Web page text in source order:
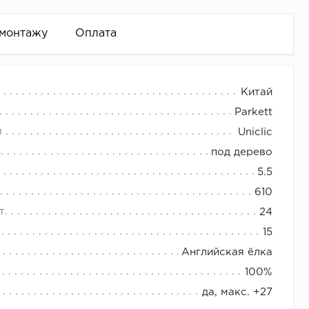
Оплата
Китай
Parkett
Uniclic
под дерево
5.5
610
24
15
Английская ёлка
100%
да, макс. +27
покрытия. Материал производится
Готовая SPC-плитка имеет толщину
необходимое количество плинтуса.